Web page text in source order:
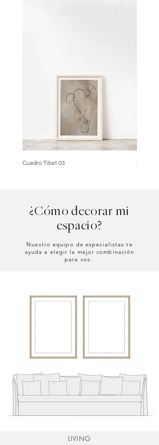
Cuadro Tibet 03 Cuadro
¿Cómo decorar mi
espacio?
Nuestro equipo de especialistas te
ayuda a elegir la mejor combinación
para vos.
LIVING